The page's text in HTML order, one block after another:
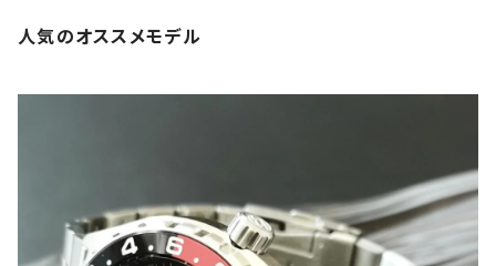
人気のオススメモデル